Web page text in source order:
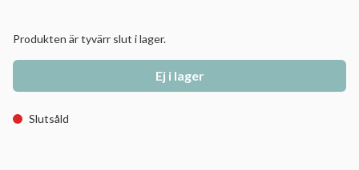
Produkten är tyvärr slut i lager.
Ej i lager
Slutsåld